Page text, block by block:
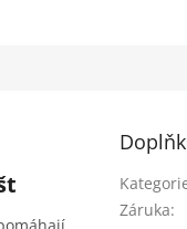
Záruka: